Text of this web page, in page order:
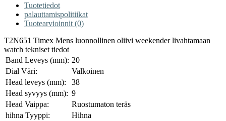
Tuotetiedot
palauttamispolitiikat
Tuotearvioinnit (0)
T2N651 Timex Mens luonnollinen oliivi weekender livahtamaan
watch tekniset tiedot
Band Leveys (mm): 20
Dial Väri:
Valkoinen
Head leveys (mm):
38
Head syvyys (mm): 9
Head Vaippa:
Ruostumaton teräs
hihna Tyyppi:
Hihna